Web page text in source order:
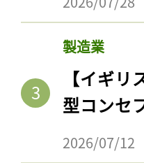
製造業
【イギ
型コンセ
2026/07/12